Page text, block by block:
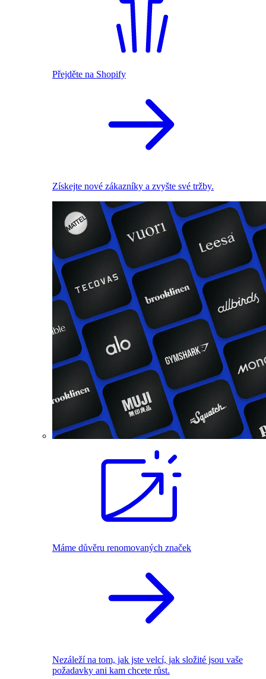
Přejděte na Shopify
Získejte nové zákazníky a zvyšte své tržby.
Máme důvěru renomovaných značek
Nezáleží na tom, jak jste velcí, jak složité jsou vaše
požadavky ani kam chcete růst.